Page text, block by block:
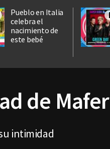
Pueblo en Italia
celebra el
nacimiento de
este bebé
de Mafer
intimidad